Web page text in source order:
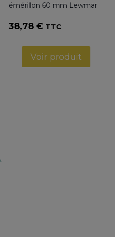
émérillon 60 mm Lewmar
38,78 € TTC
Voir produit